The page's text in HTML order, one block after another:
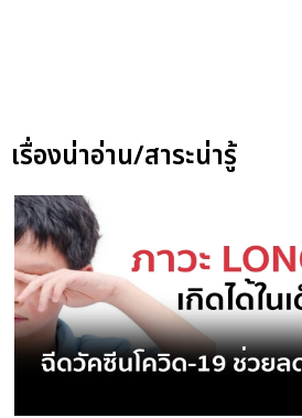
เรื่องน่าอ่าน/สาระน่ารู้